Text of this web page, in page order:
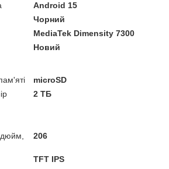
Android 15
Чорний
MediaTek Dimensity 7300
Новий
microSD
2 ТБ
дюйм,
206
TFT IPS